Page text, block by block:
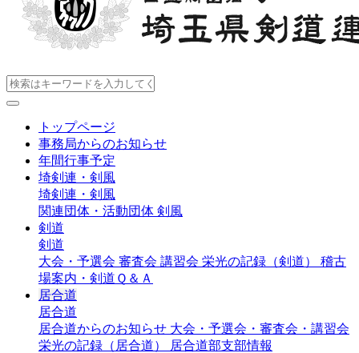
トップページ
事務局からのお知らせ
年間行事予定
埼剣連・剣風
埼剣連・剣風
関連団体・活動団体 剣風
剣道
剣道
大会・予選会 審査会 講習会 栄光の記録（剣道） 稽古
場案内・剣道Ｑ＆Ａ
居合道
居合道
居合道からのお知らせ 大会・予選会・審査会・講習会
栄光の記録（居合道）
居合道部支部情報